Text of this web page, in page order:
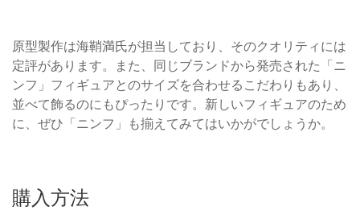
原型製作は海鞘満氏が担当しており、そのクオリティには
定評があります。また、同じブランドから発売された「ニ
ンフ」フィギュアとのサイズを合わせるこだわりもあり、
並べて飾るのにもぴったりです。新しいフィギュアのため
に、ぜひ「ニンフ」も揃えてみてはいかがでしょうか。
購入方法